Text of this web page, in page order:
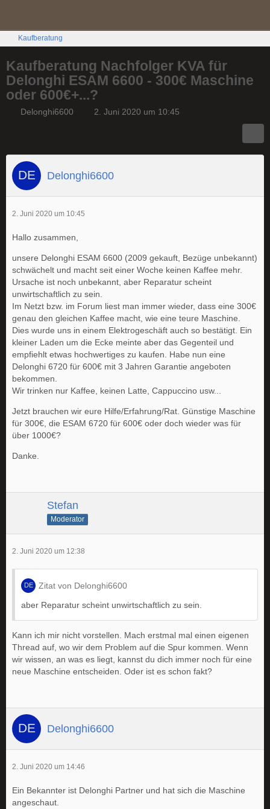
Kaufberatung
Kaufberatung Nachfolger KVA für
Delonghi ESAM 6600 - 300€ Maschine
oder 600€+...?
Delonghi6600 2. Juni 2020 um 10:45
Delonghi6600
2. Juni 2020 um 10:45
Hallo zusammen,
unsere Delonghi ESAM 6600 (2009 gekauft, Bezüge unbekannt)
schwächelt und macht seit einer Woche keinen Kaffee mehr.
Ursache ist noch unbekannt, aber Reparatur scheint
unwirtschaftlich zu sein.
Im Netzt bzw. im Forum liest man immer wieder, dass eine 300€
genau den gleichen Kaffee macht, wie eine teure Maschine.
Dies wurde uns in einem Elektrogeschäft auch so bestätigt. Ein
kleiner Laden um die Ecke meinte aber das Gegenteil und
empfiehlt etwas hochwertiges zu kaufen. Habe nun eine
Delonghi 6720 für 600€ mit 3 Jahren Garantie angeboten
bekommen.
Wir trinken nur Kaffee, keinen Latte, Cappuccino usw...
Jetzt brauchen wir eure Hilfe/Erfahrung/Rat. Günstige Maschine
für 300€, die ESAM 6720 für 600€ oder doch wieder was für
über 1000€?
Danke.
Stefan
Moderator
2. Juni 2020 um 12:38
Zitat von Delonghi6600
aber Reparatur scheint unwirtschaftlich zu sein.
Kann ich mir nicht vorstellen. Mach erstmal mal einen eigenen
Thread auf, wo wir dem Problem auf die Spur kommen. Wenn
wir wissen, an was es liegt, kannst du dich immer noch für eine
neue Maschine entscheiden. Oder ist es schon fakt?
Delonghi6600
2. Juni 2020 um 14:46
Ein Bekannter ist Delonghi Partner und hat sich die Maschine
angeschaut.